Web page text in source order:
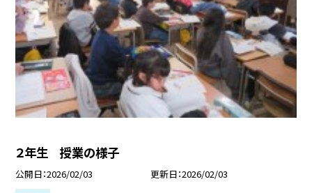
２年生 授業の様子
公開日 2026/02/03 更新日 2026/02/03